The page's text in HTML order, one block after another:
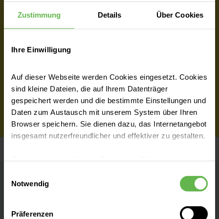
Zustimmung Details Über Cookies
Ihre Einwilligung
Auf dieser Webseite werden Cookies eingesetzt. Cookies
sind kleine Dateien, die auf Ihrem Datenträger
gespeichert werden und die bestimmte Einstellungen und
Daten zum Austausch mit unserem System über Ihren
Browser speichern. Sie dienen dazu, das Internetangebot
insgesamt nutzerfreundlicher und effektiver zu gestalten.
eingesetzt werden.
Es steht Ihnen frei, unsere Seite mit nur den notwendigen
Notwendig
Präferenzen
Arztwahl
Helios Fachkliniken